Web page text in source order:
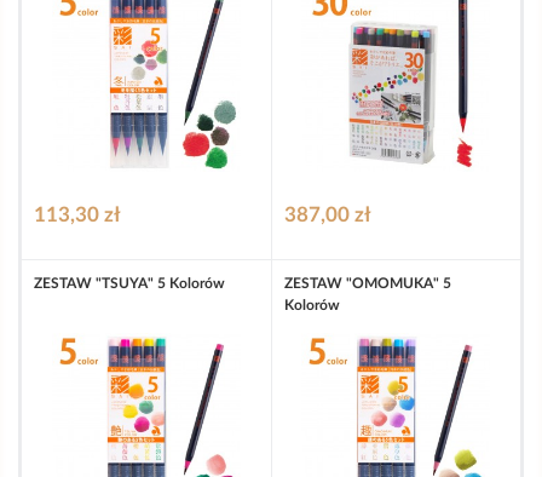
113,30 zł 387,00 zł
ZESTAW "TSUYA" 5 Kolorów
ZESTAW "OMOMUKA" 5
Kolorów